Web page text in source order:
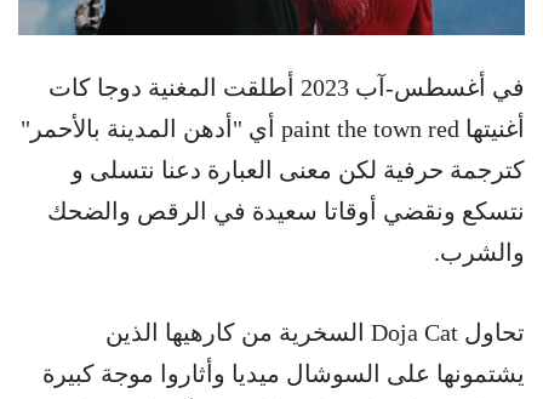
في أغسطس-آب 2023 أطلقت المغنية دوجا كات
أغنيتها paint the town red أي "أدهن المدينة بالأحمر"
كترجمة حرفية لكن معنى العبارة دعنا نتسلى و
نتسكع ونقضي أوقاتا سعيدة في الرقص والضحك
والشرب.
تحاول Doja Cat السخرية من كارهيها الذين
يشتمونها على السوشال ميديا وأثاروا موجة كبيرة